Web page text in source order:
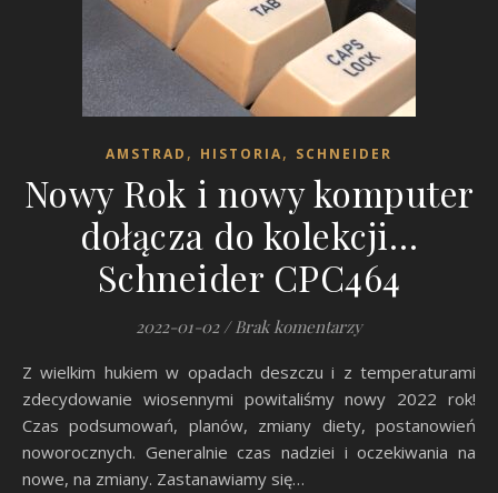
AMSTRAD , HISTORIA, SCHNEIDER
Nowy Rok i nowy komputer
dołącza do kolekcji…
Schneider CPC464
2022-01-02 / Brak komentarzy
Z wielkim hukiem w opadach deszczu i z temperaturami
zdecydowanie wiosennymi powitaliśmy nowy 2022 rok!
Czas podsumowań, planów, zmiany diety, postanowień
noworocznych. Generalnie czas nadziei i oczekiwania na
nowe, na zmiany. Zastanawiamy się…